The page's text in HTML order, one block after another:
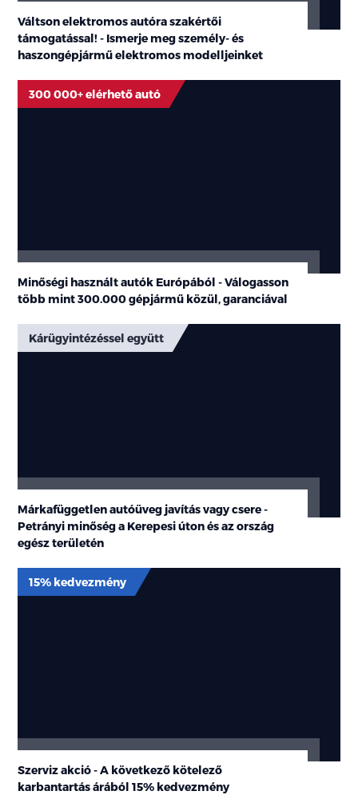
Váltson elektromos autóra szakértői
támogatással! - Ismerje meg személy- és
haszongépjármű elektromos modelljeinket
Minőségi használt autók Európából - Válogasson
több mint300.000 gépjármű közül, garanciával
300 000+ elérhető autó
Márkafüggetlen autóüveg javítás vagy csere -
Petrányi minőség a Kerepesi úton és az ország
egész területén
Kárügyintézéssel együtt
Szerviz akció - A következő kötelező
karbantartás árából15% kedvezmény
15% kedvezmény